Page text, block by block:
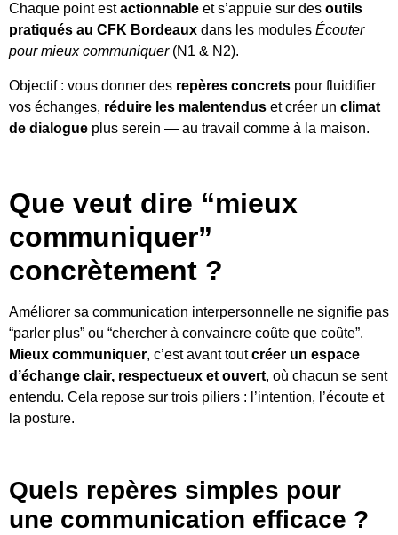
Chaque point estactionnable et s’appuie sur des outils
pratiqués au CFK Bordeaux dans les modules Écouter
pour mieux communiquer(N1 & N2).
Objectif : vous donner des repères concrets pour fluidifier
vos échanges, réduire les malentendus et créer un climat
de dialogue plus serein — au travail comme à la maison.
Que veut dire “mieux
communiquer”
concrètement ?
Améliorer sa communication interpersonnelle ne signifie pas
“parler plus” ou “chercher à convaincre coûte que coûte”.
Mieux communiquer, c’est avant toutcréer un espace
d’échange clair, respectueux et ouvert, où chacun se sent
entendu. Cela repose sur trois piliers : l’intention, l’écoute et
la posture.
Quels repères simples pour
une communication efficace ?